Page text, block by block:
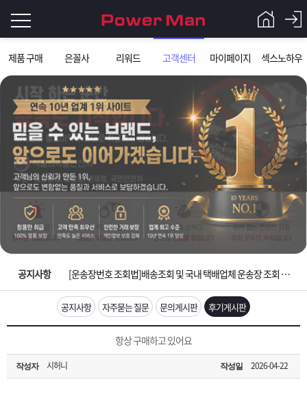
제품 구매 은꼴사 리워드 고객센터 마이페이지 섹스노하우
그
인
이
필
요
니
로
Q&A
파
워
맨
제
품
은
노
객
마
공지사항
입금확인이 안되는 상황을 대비해 꼭 입금후 고객센터 연락바랍니다.
[2026구정 연휴]설 연휴 배송 및 휴무 안내
[운송장번호 조회법]배송조회 및 국내 택배업체 운송장 조회 하는법
[ios앱 오픈]아이폰 고객 앱설치 가능합니다.
[무인택배함 이용 안내] 집 밖에 주소로 택배 받기
입금확인이 안되는 상황을 대비해 꼭 입금후 고객센터 연락바랍니다.
공지사항 자주묻는 질문 문의게시판 후기게시판
항상 구매하고 있어요
작성자 시허니 작성일 2026-04-22